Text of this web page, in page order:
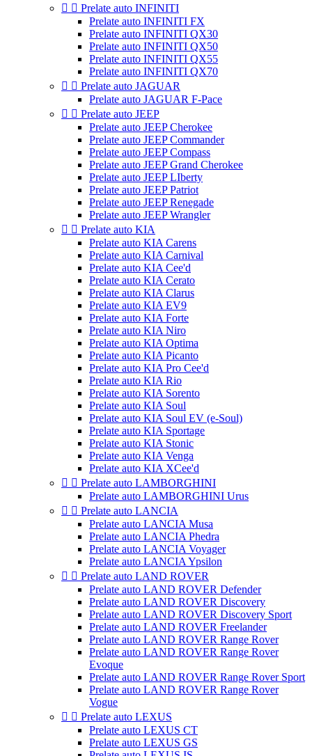
  Prelate auto INFINITI
Prelate auto INFINITI FX
Prelate auto INFINITI QX30
Prelate auto INFINITI QX50
Prelate auto INFINITI QX55
Prelate auto INFINITI QX70
  Prelate auto JAGUAR
Prelate auto JAGUAR F-Pace
  Prelate auto JEEP
Prelate auto JEEP Cherokee
Prelate auto JEEP Commander
Prelate auto JEEP Compass
Prelate auto JEEP Grand Cherokee
Prelate auto JEEP LIberty
Prelate auto JEEP Patriot
Prelate auto JEEP Renegade
Prelate auto JEEP Wrangler
  Prelate auto KIA
Prelate auto KIA Carens
Prelate auto KIA Carnival
Prelate auto KIA Cee'd
Prelate auto KIA Cerato
Prelate auto KIA Clarus
Prelate auto KIA EV9
Prelate auto KIA Forte
Prelate auto KIA Niro
Prelate auto KIA Optima
Prelate auto KIA Picanto
Prelate auto KIA Pro Cee'd
Prelate auto KIA Rio
Prelate auto KIA Sorento
Prelate auto KIA Soul
Prelate auto KIA Soul EV (e-Soul)
Prelate auto KIA Sportage
Prelate auto KIA Stonic
Prelate auto KIA Venga
Prelate auto KIA XCee'd
  Prelate auto LAMBORGHINI
Prelate auto LAMBORGHINI Urus
  Prelate auto LANCIA
Prelate auto LANCIA Musa
Prelate auto LANCIA Phedra
Prelate auto LANCIA Voyager
Prelate auto LANCIA Ypsilon
  Prelate auto LAND ROVER
Prelate auto LAND ROVER Defender
Prelate auto LAND ROVER Discovery
Prelate auto LAND ROVER Discovery Sport
Prelate auto LAND ROVER Freelander
Prelate auto LAND ROVER Range Rover
Prelate auto LAND ROVER Range Rover
Evoque
Prelate auto LAND ROVER Range Rover Sport
Prelate auto LAND ROVER Range Rover
Vogue
  Prelate auto LEXUS
Prelate auto LEXUS CT
Prelate auto LEXUS GS